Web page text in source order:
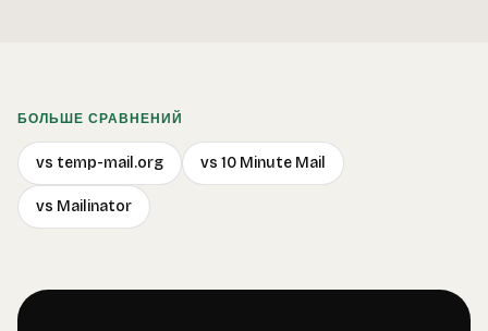
БОЛЬШЕ СРАВНЕНИЙ
vs temp-mail.org vs 10 Minute Mail
vs Mailinator